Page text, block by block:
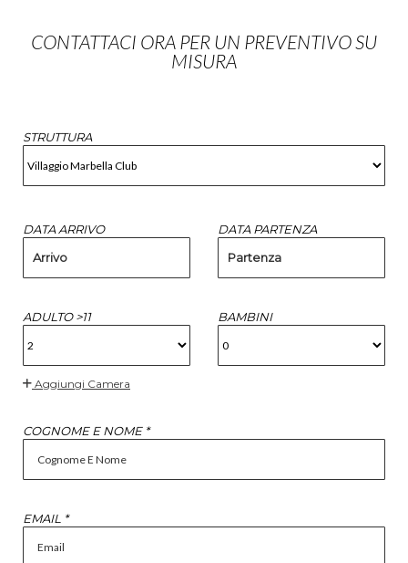
CONTATTACI ORA PER UN PREVENTIVO SU
MISURA
STRUTTURA
DATA ARRIVO
Arrivo
DATA PARTENZA
Partenza
ADULTO >11 BAMBINI
Aggiungi Camera
COGNOME E NOME *
EMAIL *